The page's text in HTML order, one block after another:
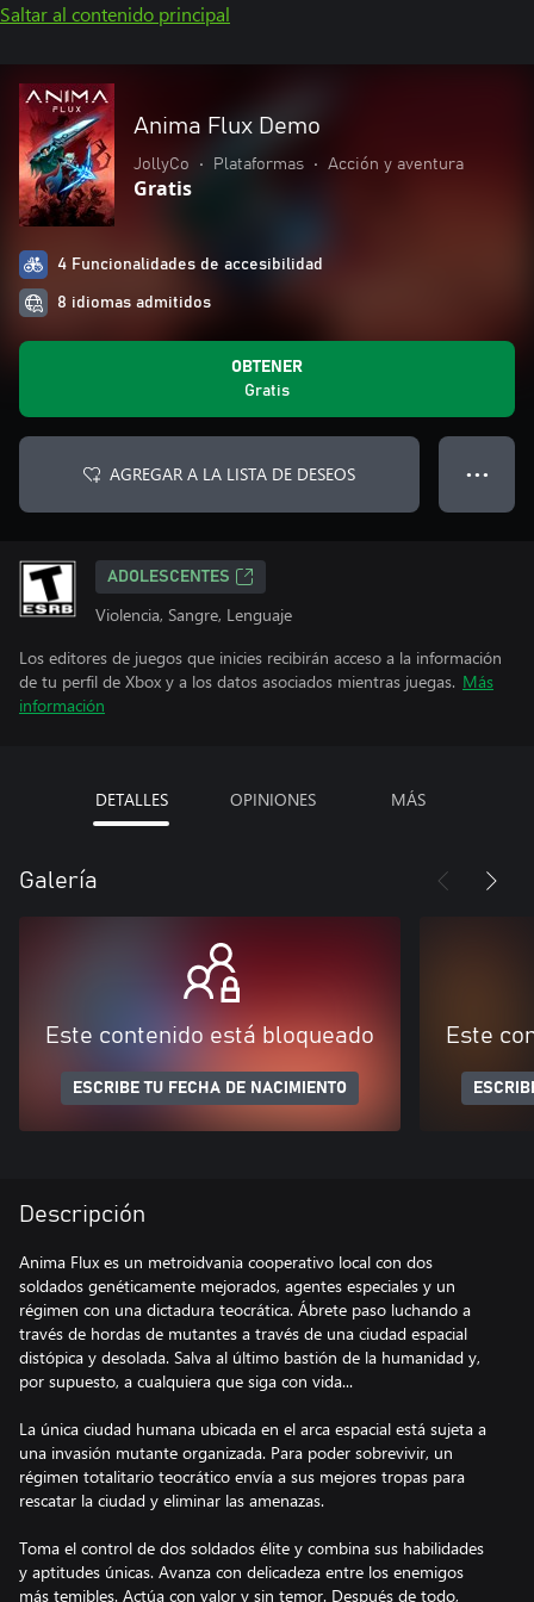
Saltar al contenido principal
Anima Flux Demo
JollyCo • Plataformas • Acción y aventura
Gratis
4 Funcionalidades de accesibilidad
8 idiomas admitidos
OBTENER
Gratis
AGREGAR A LA LISTA DE DESEOS ● ● ●
ADOLESCENTES
Violencia, Sangre, Lenguaje
Los editores de juegos que inicies recibirán acceso a la información
de tu perfil de Xbox y a los datos asociados mientras juegas. Más
información
DETALLES OPINIONES MÁS
Galería
Este contenido está bloqueado
ESCRIBE TU FECHA DE NACIMIENTO
Este
Descripción
Anima Flux es un metroidvania cooperativo local con dos
soldados genéticamente mejorados, agentes especiales y un
régimen con una dictadura teocrática. Ábrete paso luchando a
través de hordas de mutantes a través de una ciudad espacial
distópica y desolada. Salva al último bastión de la humanidad y,
por supuesto, a cualquiera que siga con vida...
La única ciudad humana ubicada en el arca espacial está sujeta a
una invasión mutante organizada. Para poder sobrevivir, un
régimen totalitario teocrático envía a sus mejores tropas para
rescatar la ciudad y eliminar las amenazas.
Toma el control de dos soldados élite y combina sus habilidades
y aptitudes únicas. Avanza con delicadeza entre los enemigos
más temibles. Actúa con valor y sin temor. Después de todo,